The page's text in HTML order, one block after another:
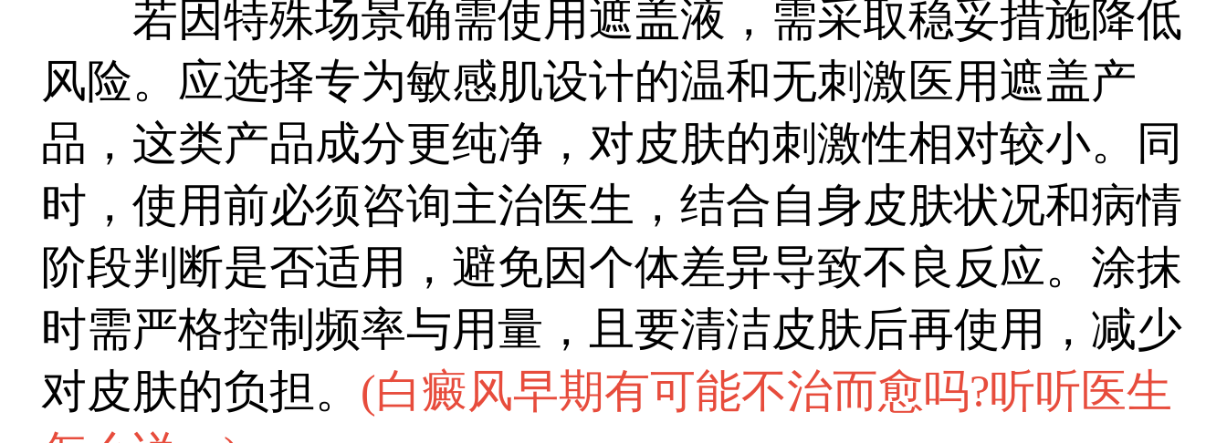
若因特殊场景确需使用遮盖液，需采取稳妥措施降低
风险。应选择专为敏感肌设计的温和无刺激医用遮盖产
品，这类产品成分更纯净，对皮肤的刺激性相对较小。同
时，使用前必须咨询主治医生，结合自身皮肤状况和病情
阶段判断是否适用，避免因个体差异导致不良反应。涂抹
时需严格控制频率与用量，且要清洁皮肤后再使用，减少
对皮肤的负担。 (白癜风早期有可能不治而愈吗?听听医生